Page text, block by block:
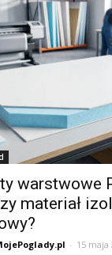
warstwowe
materiał
- 15 maja